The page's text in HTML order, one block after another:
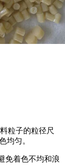
粒子的粒径尺
均匀。
着色不均和浪